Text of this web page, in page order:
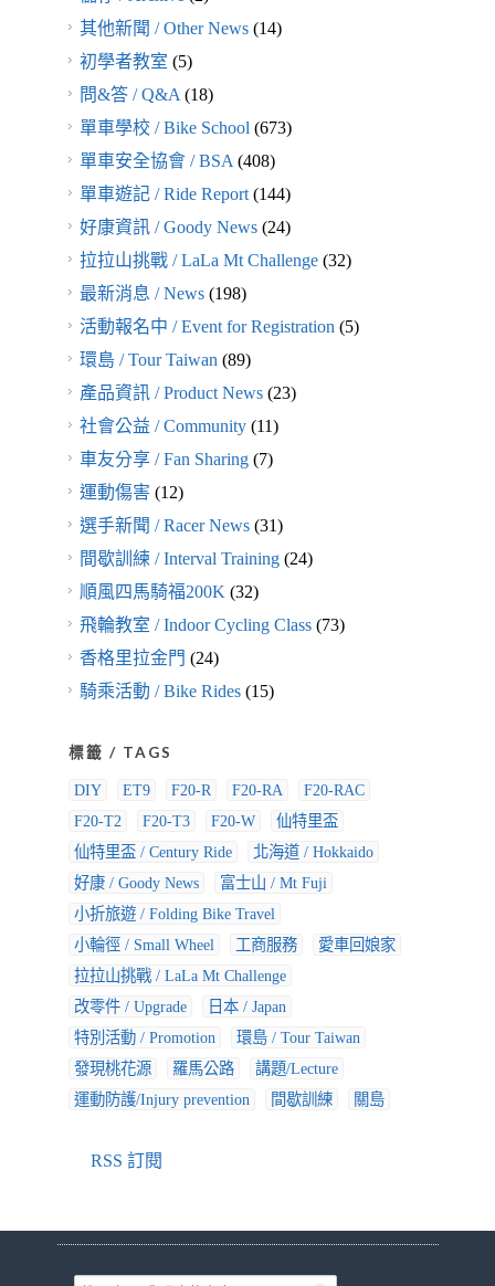
其他新聞 / Other News(14)
初學者教室 (5)
問&答 / Q&A(18)
單車學校 / Bike School(673)
單車安全協會 / BSA(408)
單車遊記 / Ride Report(144)
好康資訊 / Goody News(24)
拉拉山挑戰 / LaLa Mt Challenge(32)
最新消息 / News(198)
活動報名中 / Event for Registration(5)
環島 / Tour Taiwan(89)
產品資訊 / Product News(23)
社會公益 / Community(11)
車友分享 / Fan Sharing(7)
運動傷害(12)
選手新聞 / Racer News(31)
間歇訓練 / Interval Training(24)
順風四馬騎福200K(32)
飛輪教室 / Indoor Cycling Class(73)
香格里拉金門 (24)
騎乘活動 / Bike Rides(15)
標籤 / TAGS
DIY ET9 F20-R F20-RA
F20-RAC
F20-T2
F20-T3 F20-W
仙特里盃
仙特里盃 / Century Ride
北海道 / Hokkaido
好康 / Goody News
富士山 / Mt Fuji
小折旅遊 / Folding Bike Travel
小輪徑 / Small Wheel
工商服務
愛車回娘家
拉拉山挑戰 / LaLa Mt Challenge
改零件 / Upgrade
日本 / Japan
特別活動 / Promotion
環島 / Tour Taiwan
發現桃花源
羅馬公路
講題/Lecture
運動防護/Injury prevention
間歇訓練 關島
RSS 訂閱